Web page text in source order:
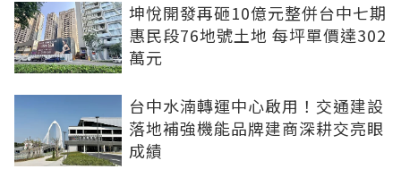
坤悅開發再砸10億元整併台中七期
惠民段76地號土地 每坪單價達302
萬元
台中水湳轉運中心啟用！交通建設
落地補強機能品牌建商深耕交亮眼
成績